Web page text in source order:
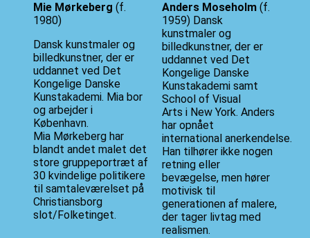
Mie Mørkeberg (f.
1980)
Dansk kunstmaler og
billedkunstner, der er
uddannet ved Det
Kongelige Danske
Kunstakademi. Mia bor
og arbejder i
København.
Mia Mørkeberg har
blandt andet malet det
store gruppeportræt af
30 kvindelige politikere
til samtaleværelset på
Christiansborg
slot/Folketinget.
Anders Moseholm (f.
1959) Dansk
kunstmaler og
billedkunstner, der er
uddannet ved Det
Kongelige Danske
Kunstakademi samt
School of Visual
Arts i New York. Anders
har opnået
international anerkendelse.
Han tilhører ikke nogen
retning eller
bevægelse, men hører
motivisk til
generationen af malere,
der tager livtag med
realismen.